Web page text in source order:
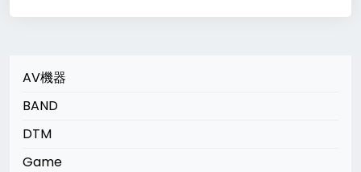
AV機器
BAND
DTM
Game